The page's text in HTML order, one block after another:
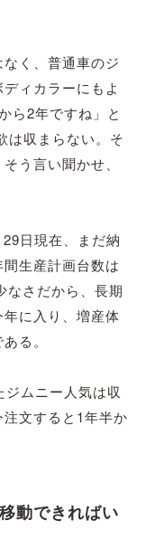
く、普通車のジ
ィカラーにもよ
ら2年ですね」と
は収まらない。そ
う言い聞かせ、
日現在、まだ納
生産計画台数は
なさだから、長期
に入り、増産体
る。
ムニー人気は収
文すると1年半か
動できればい